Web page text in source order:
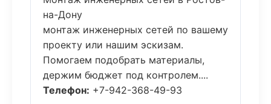
на-Дону
монтаж инженерных сетей по вашему
проекту или нашим эскизам.
Помогаем подобрать материалы,
держим бюджет под контролем....
Телефон: +7-942-368-49-93